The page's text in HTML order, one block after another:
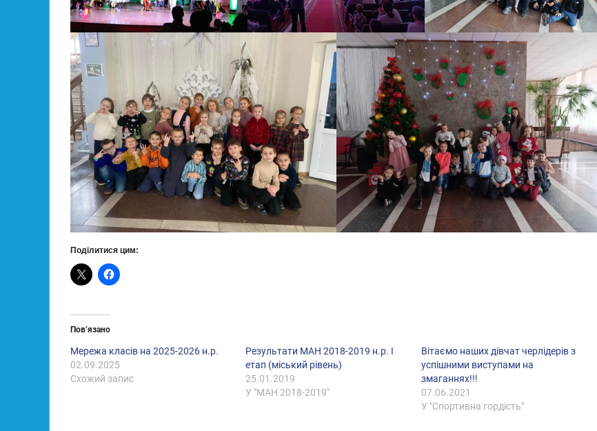
Поділитися цим:
Пов’язано
Мережа класів на 2025-2026 н.р.
02.09.2025
Схожий запис
Результати МАН 2018-2019 н.р. І
етап (міський рівень)
25.01.2019
У "МАН 2018-2019"
Вітаємо наших дівчат черлідерів з
успішними виступами на
змаганнях!!!
07.06.2021
У "Спортивна гордість"